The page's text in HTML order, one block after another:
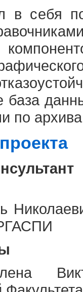
в себя
база
по